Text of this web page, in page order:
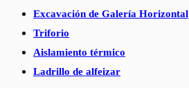
Excavación de Galería Horizontal
Triforio
Aislamiento térmico
Ladrillo de alfeizar